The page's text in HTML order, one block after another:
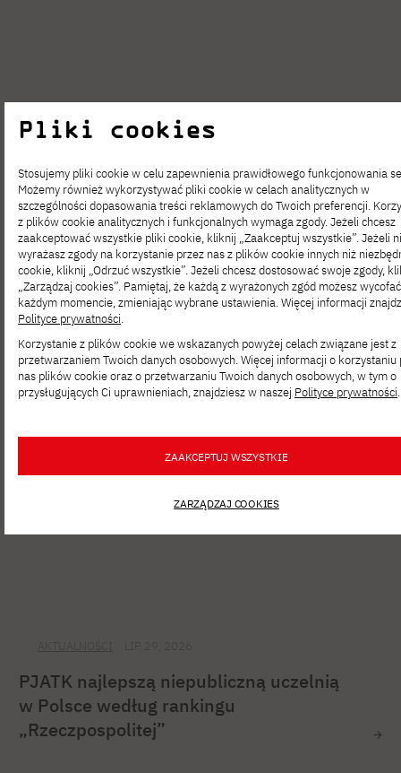
DYDAKTYKA LIP 30, 2026
Wsparcie procesów dydaktycznych
za pośrednictwem platformy NAVOICA
PJATK najlepszą niepubliczną uczelnią
w Polsce według rankingu
„Rzeczpospolitej”
Pliki cookies
Stosujemy pliki cookie w celu zapewnienia prawidłowego funkcjonowania
Możemy również wykorzystywać pliki cookie w celach analitycznych w
szczególności dopasowania treści reklamowych do Twoich preferencji.
z plików cookie analitycznych i funkcjonalnych wymaga zgody. Jeżeli chcesz
zaakceptować wszystkie pliki cookie, kliknij „Zaakceptuj wszystkie”. Jeżeli
wyrażasz zgody na korzystanie przez nas z plików cookie innych niż
cookie, kliknij „Odrzuć wszystkie”. Jeżeli chcesz dostosować swoje zgody,
„Zarządzaj cookies”. Pamiętaj, że każdą z wyrażonych zgód możesz
każdym momencie, zmieniając wybrane ustawienia. Więcej informacji
Polityce prywatności.
Korzystanie z plików cookie we wskazanych powyżej celach związane jest z
przetwarzaniem Twoich danych osobowych. Więcej informacji o korzystaniu
nas plików cookie oraz o przetwarzaniu Twoich danych osobowych, w tym o
przysługujących Ci uprawnieniach, znajdziesz w naszej Polityce prywatności.
ZAAKCEPTUJ WSZYSTKIE
ZARZĄDZAJ COOKIES